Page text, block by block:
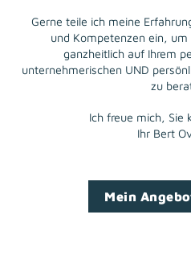
Gerne teile ich meine
und Kompetenzen ein,
ganzheitlich auf Ihrem
unternehmerischen UND
zu
Ich freue mich, Sie
Ihr Bert
Mein